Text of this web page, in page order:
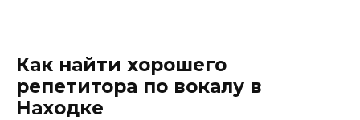
Как найти хорошего
репетитора по вокалу в
Находке